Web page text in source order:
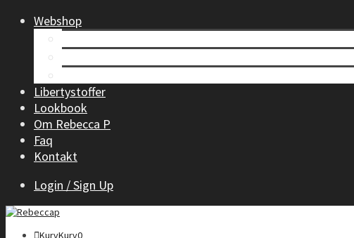
Webshop
Libertystoffer
Lookbook
Om Rebecca P
Faq
Kontakt
Login / Sign Up
KurvKurv0